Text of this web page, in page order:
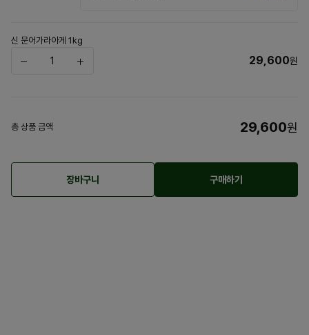
신 문어가라아게 1kg
29,600원
총 상품 금액 29,600원
장바구니 구매하기